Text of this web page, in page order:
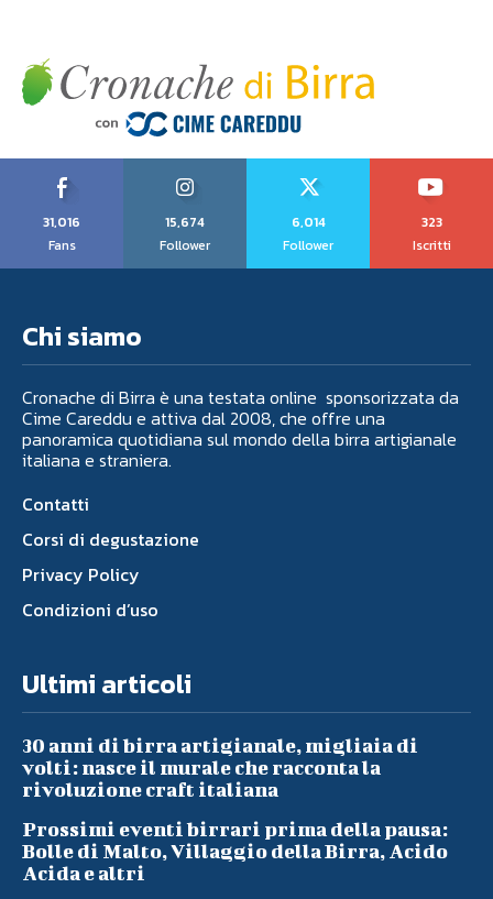
31,016
Fans
15,674
Follower
6,014
Follower
323
Iscritti
Chi siamo
Cronache di Birra è una testata online sponsorizzata da
Cime Careddu e attiva dal 2008, che offre una
panoramica quotidiana sul mondo della birra artigianale
italiana e straniera.
Contatti
Corsi di degustazione
Privacy Policy
Condizioni d’uso
Ultimi articoli
30 anni di birra artigianale, migliaia di
volti: nasce il murale che racconta la
rivoluzione craft italiana
Prossimi eventi birrari prima della pausa:
Bolle di Malto, Villaggio della Birra, Acido
Acida e altri